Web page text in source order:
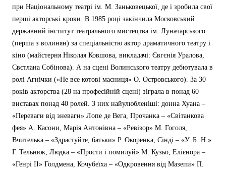
при Національному театрі ім. М. Заньковецької, де і зробила свої
перші акторські кроки. В 1985 році закінчила Московський
державний інститут театрального мистецтва ім. Луначарського
(перша з волинян) за спеціальністю актор драматичного театру і
кіно (майстерня Ніколая Ковшова, викладачі: Євгєнія Уралова,
Свєтлана Собінова). А на сцені Волинського театру дебютувала в
ролі Агнічки («Не все котові масниця» О. Островського). За 30
років акторства (28 на професійній сцені) зіграла в понад 60
виставах понад 40 ролей. З них найулюбленіші: донна Хуана –
«Переваги від зневаги» Лопе де Вега, Прочанка – «Світанкова
фея» А. Касони, Марія Антонівна – «Ревізор» М. Гоголя,
Вчителька – «Здрастуйте, батьки» Р. Окоренка, Сінді – «У. Б. Н.»
Г. Тельнюк, Людка – «Прости і помилуй» М. Кузьо, Елієнора –
«Генрі ІІ» Голдмена, Кочубеїха – «Одкровення від Мазепи» П.